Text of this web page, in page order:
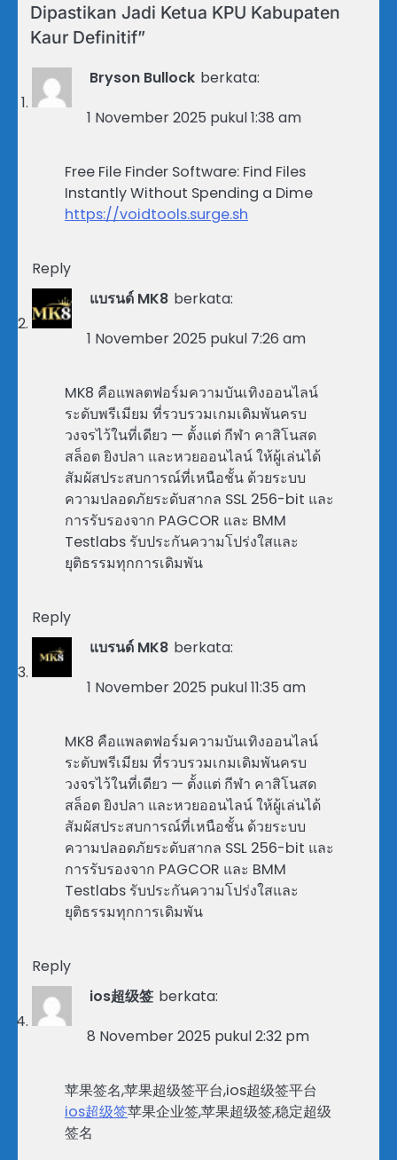
Dipastikan Jadi Ketua KPU Kabupaten
Kaur Definitif”
Bryson Bullock berkata:
1 November 2025 pukul 1:38 am
Free File Finder Software: Find Files
Instantly Without Spending a Dime
https://voidtools.surge.sh
Reply
แบรนด์ MK8 berkata:
1 November 2025 pukul 7:26 am
MK8 คือแพลตฟอร์มความบันเทิงออนไลน์
ระดับพรีเมียม ที่รวบรวมเกมเดิมพันครบ
วงจรไว้ในที่เดียว — ตั้งแต่ กีฬา คาสิโนสด
สล็อต ยิงปลา และหวยออนไลน์ ให้ผู้เล่นได้
สัมผัสประสบการณ์ที่เหนือชั้น ด้วยระบบ
ความปลอดภัยระดับสากล SSL 256-bit และ
การรับรองจาก PAGCOR และ BMM
Testlabs รับประกันความโปร่งใสและ
ยุติธรรมทุกการเดิมพัน
Reply
แบรนด์ MK8 berkata:
1 November 2025 pukul 11:35 am
MK8 คือแพลตฟอร์มความบันเทิงออนไลน์
ระดับพรีเมียม ที่รวบรวมเกมเดิมพันครบ
วงจรไว้ในที่เดียว — ตั้งแต่ กีฬา คาสิโนสด
สล็อต ยิงปลา และหวยออนไลน์ ให้ผู้เล่นได้
สัมผัสประสบการณ์ที่เหนือชั้น ด้วยระบบ
ความปลอดภัยระดับสากล SSL 256-bit และ
การรับรองจาก PAGCOR และ BMM
Testlabs รับประกันความโปร่งใสและ
ยุติธรรมทุกการเดิมพัน
Reply
ios超级签 berkata:
8 November 2025 pukul 2:32 pm
苹果签名,苹果超级签平台,ios超级签平台
ios超级签苹果企业签,苹果超级签,稳定超级
签名